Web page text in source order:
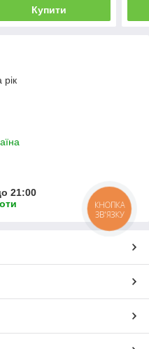
Купити
рік
21:00
КНОПКА
ЗВ'ЯЗКУ